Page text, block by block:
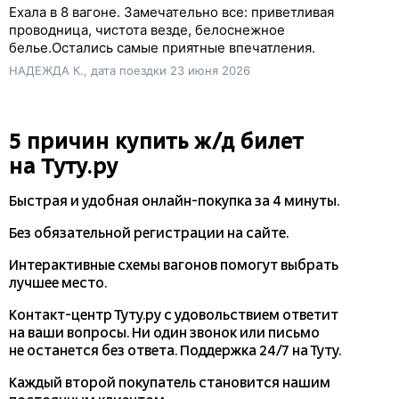
Ехала в 8 вагоне. Замечательно все: приветливая
проводница, чистота везде, белоснежное
белье.Остались самые приятные впечатления.
НАДЕЖДА К., дата поездки 23 июня 2026
5 причин купить ж/д билет
на Туту.ру
Быстрая и удобная онлайн-покупказа 4 минуты.
Без обязательной регистрации на сайте.
Интерактивные схемы вагонов помогут выбрать
лучшее место.
Контакт-центр Туту.ру с удовольствием ответит
на ваши вопросы. Ни один звонок или письмо
не останется без ответа. Поддержка 24/7 на Туту.
Каждый второй покупатель становится нашим